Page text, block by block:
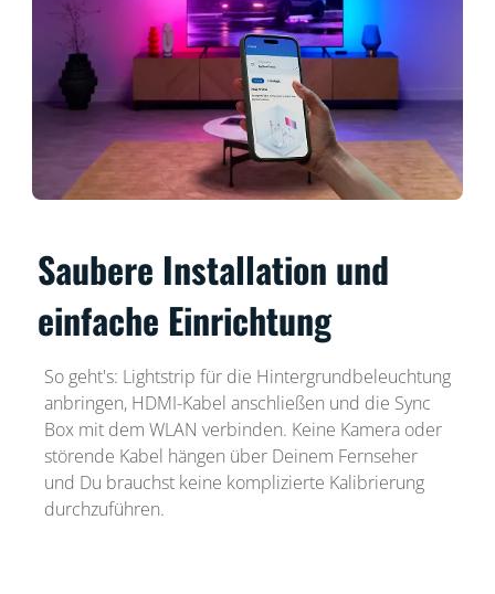
Saubere Installation und
einfache Einrichtung
So geht's: Lightstrip für die Hintergrundbeleuchtung
anbringen, HDMI-Kabel anschließen und die Sync
Box mit dem WLAN verbinden. Keine Kamera oder
störende Kabel hängen über Deinem Fernseher
und Du brauchst keine komplizierte Kalibrierung
durchzuführen.